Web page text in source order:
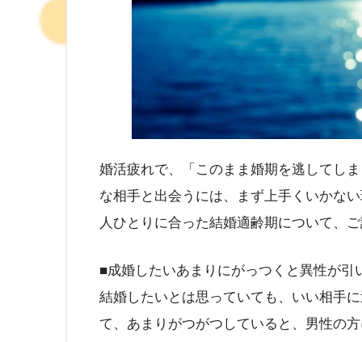
婚活疲れで、「このまま婚期を逃してし
な相手と出会うには、まず上手くいかな
人ひとりに合った結婚適齢期について、
■成婚したいあまりにがっつくと異性が引
結婚したいとは思っていても、いい相手
て、あまりがつがつしていると、男性の